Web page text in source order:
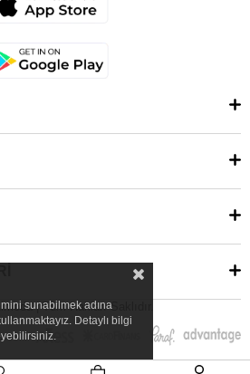
| Tüm Hakları Saklıdır.
sunabilmek adına
Detaylı bilgi